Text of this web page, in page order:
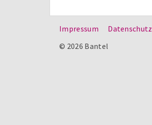
Impressum Datenschutz
© 2026 Bantel